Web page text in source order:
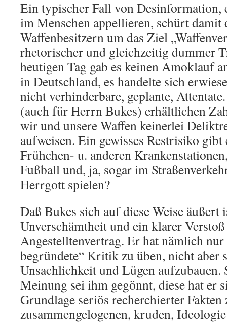
Ein typischer Fall von Desinformation,
im Menschen appellieren, schürt damit
Waffenbesitzern um das Ziel
rhetorischer und gleichzeitig dummer
heutigen Tag gab es keinen Amoklauf
in Deutschland, es handelte sich
nicht verhinderbare, geplante,
(auch für Herrn Bukes) erhältlichen
wir und unsere Waffen keinerlei
aufweisen. Ein gewisses Restrisiko
Frühchen- u. anderen
Fußball und, ja, sogar im
Herrgott spielen?
Daß Bukes sich auf diese Weise äußert
Unverschämtheit und ein klarer Verstoß
Angestelltenvertrag. Er hat nämlich nur
begründete“ Kritik zu üben, nicht aber
Unsachlichkeit und Lügen aufzubauen.
Meinung sei ihm gegönnt, diese hat er
Grundlage seriös recherchierter
zusammengelogenen, kruden,